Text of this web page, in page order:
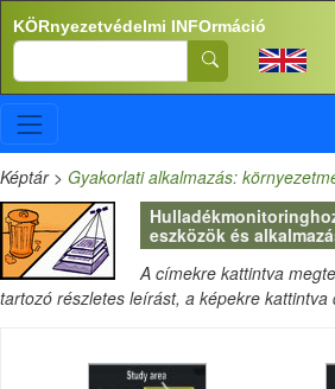
Ugrás a tartalomra
KÖRnyezetvédelmi INFOrmáció
Search
Képtár> Gyakorlati alkalmazás:
eszközök és
A címekre kattintva
tartozó részletes leírást, a képekre kattintva